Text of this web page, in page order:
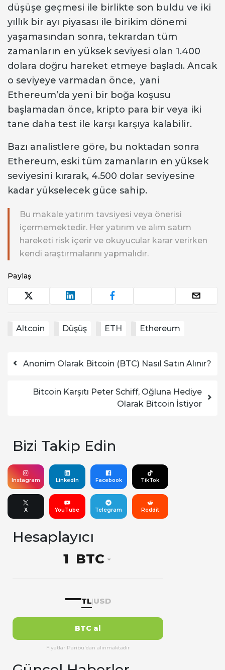
düşüşe geçmesi ile birlikte son buldu ve iki
yıllık bir ayı piyasası ile birikim dönemi
yaşamasından sonra, tekrardan tüm
zamanların en yüksek seviyesi olan 1.400
dolara doğru hareket etmeye başladı. Ancak
o seviyeye varmadan önce, yani
Ethereum’da yeni bir boğa koşusu
başlamadan önce, kripto para bir veya iki
tane daha test ile karşı karşıya kalabilir.
Bazı analistlere göre, bu noktadan sonra
Ethereum, eski tüm zamanların en yüksek
seviyesini kırarak, 4.500 dolar seviyesine
kadar yükselecek güce sahip.
Bu makale yatırım tavsiyesi veya önerisi
içermemektedir. Her yatırım ve alım satım
hareketi risk içerir ve okuyucular karar verirken
kendi araştırmalarını yapmalıdır.
Paylaş
Altcoin Düşüş ETH Ethereum
Yazı dolaşımı
Anonim Olarak Bitcoin (BTC) Nasıl Satın Alınır?
Bitcoin Karşıtı Peter Schiff, Oğluna Hediye
Olarak Bitcoin İstiyor
Bizi Takip Edin
Instagram LinkedIn Facebook TikTok
X YouTube Telegram Reddit
Hesaplayıcı
BTC
—TL USD
BTC al
Fiyatlar Paribu'dan alınmaktadır